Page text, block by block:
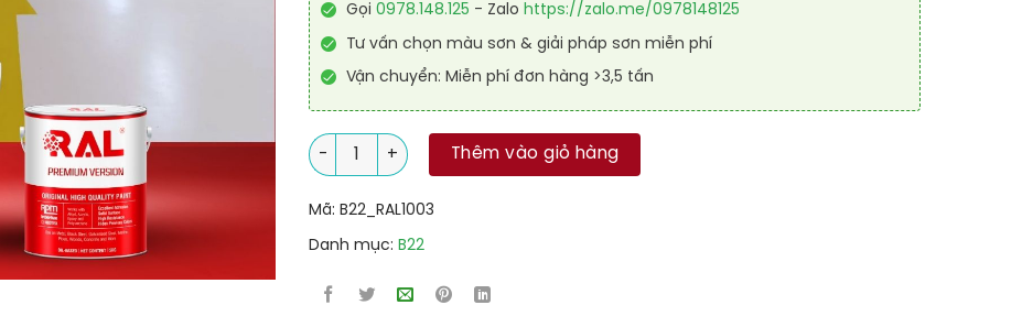
Gọi 0978.148.125 - Zalo https://zalo.me/0978148125
Tư vấn chọn màu sơn & giải pháp sơn miễn phí
Vận chuyển: Miễn phí đơn hàng >3,5 tấn
Sơn sàn nhà để xe Garage PU hệ lăn RAL GARAGE SHIELD 1003 số lượng
Thêm vào giỏ hàng
Mã: B22_RAL1003
Danh mục: B22